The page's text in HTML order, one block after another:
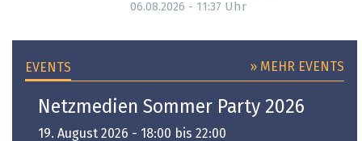
06.08.2026 - 11:37 Uhr
EVENTS » MEHR EVENTS
Netzmedien Sommer Party 2026
19. August 2026 - 18:00 bis 22:00